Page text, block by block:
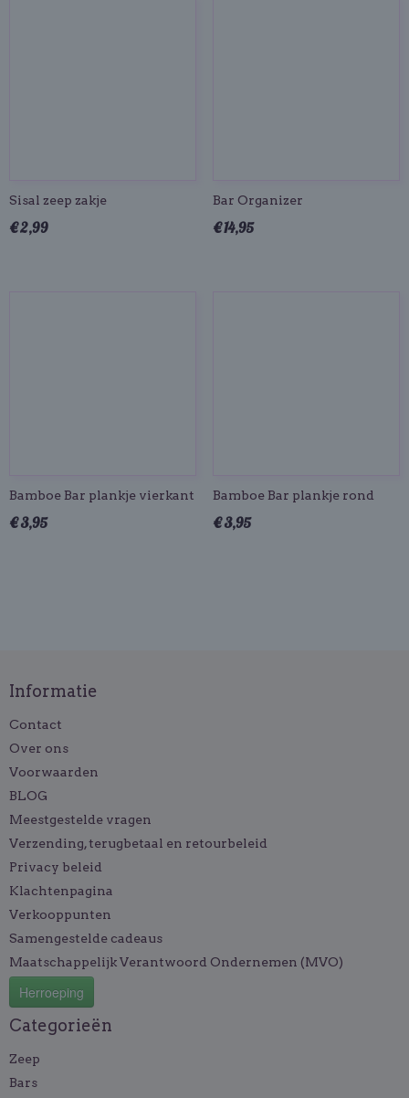
Sisal zeep zakje
€ 2,99
Bar Organizer
€ 14,95
Bamboe Bar plankje vierkant
€ 3,95
Bamboe Bar plankje rond
€ 3,95
Informatie
Contact
Over ons
Voorwaarden
BLOG
Meestgestelde vragen
Verzending, terugbetaal en retourbeleid
Privacy beleid
Klachtenpagina
Verkooppunten
Samengestelde cadeaus
Maatschappelijk Verantwoord Ondernemen (MVO)
Herroeping
Categorieën
Zeep
Bars